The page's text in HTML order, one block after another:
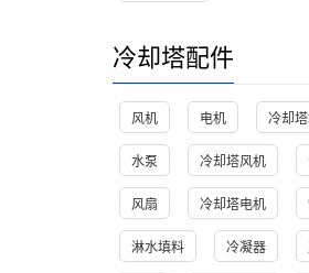
冷却塔配件
风机 电机 冷却
水泵 冷却塔风机
风扇 冷却塔电机
淋水填料 冷凝器